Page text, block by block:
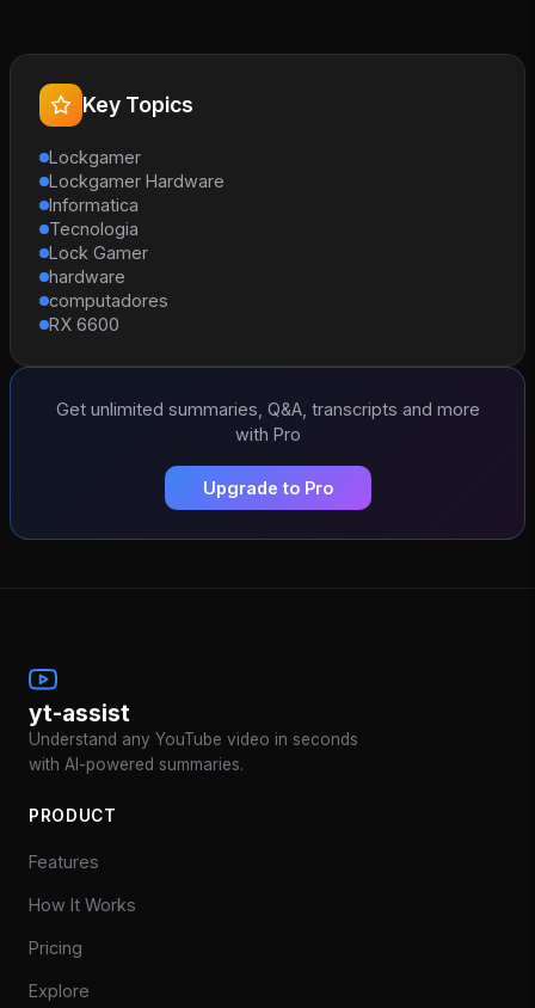
Key Topics
Lockgamer
Lockgamer Hardware
Informatica
Tecnologia
Lock Gamer
hardware
computadores
RX 6600
Get unlimited summaries, Q&A, transcripts and more
with Pro
Upgrade to Pro
yt-assist
Understand any YouTube video in seconds
with AI-powered summaries.
PRODUCT
Features
How It Works
Pricing
Explore